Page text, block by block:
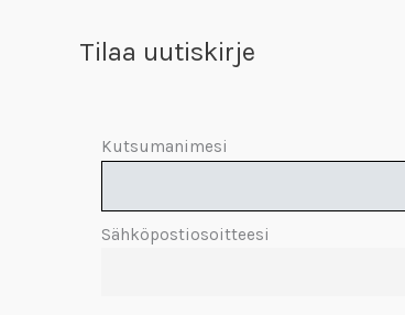
Tilaa uutiskirje
Kutsumanimesi
Sähköpostiosoitteesi